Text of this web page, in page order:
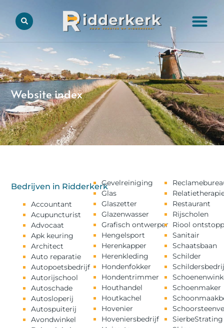
Website index
Bedrijven in Ridderkerk
Accountant
Acupuncturist
Advocaat
Apk keuring
Architect
Auto reparatie
Autopoetsbedrijf
Autorijschool
Autoschade
Autosloperij
Autospuiterij
Avondwinkel
Gevelreiniging
Glas
Glaszetter
Glazenwasser
Grafisch ontwerper
Hengelsport
Herenkapper
Herenkleding
Hondenfokker
Hondentrimmer
Houthandel
Houtkachel
Hovenier
Hoveniersbedrijf
Restaurant
Rijscholen
Riool
Sanitair
Schaatsbaan
Schilder
Schoenmaker
SierbeStrating